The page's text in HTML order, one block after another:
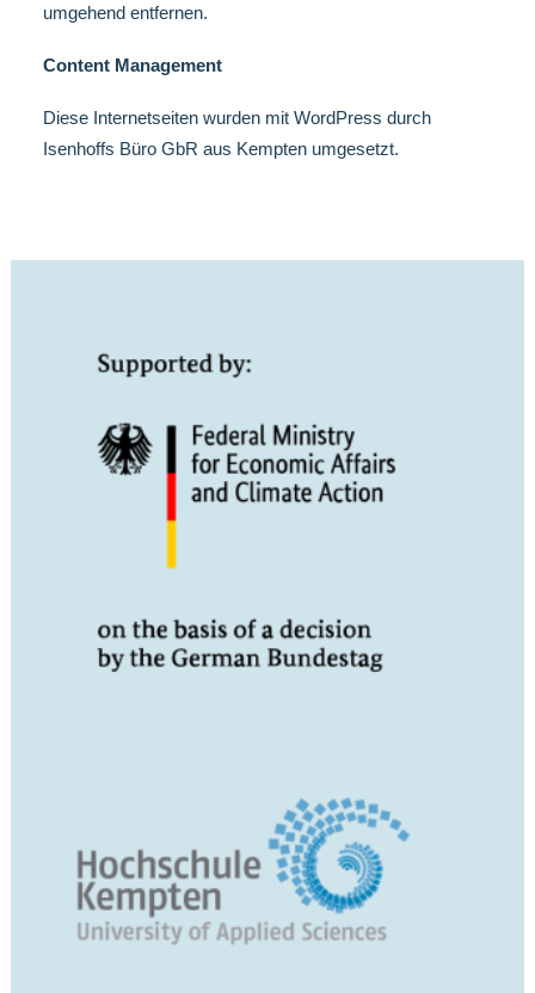
umgehend entfernen.
Content Management
Diese Internetseiten wurden mit WordPress durch
Isenhoffs Büro GbR aus Kempten umgesetzt.